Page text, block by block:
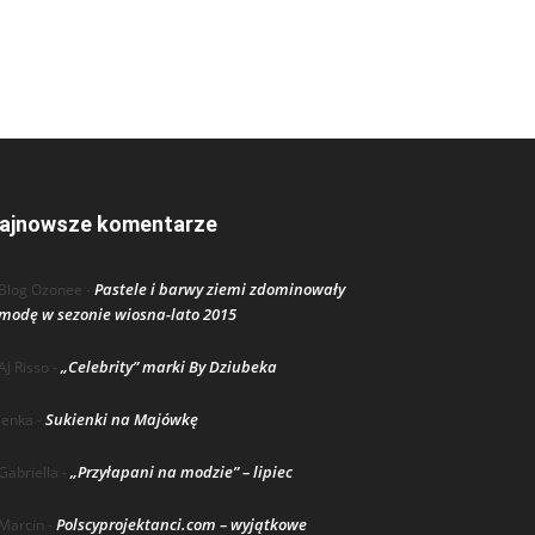
komentarze
Blog Ozonee - Pastele i barwy ziemi zdominowały
w sezonie wiosna-lato 2015
Risso - „Celebrity” marki By Dziubeka
lenka - Sukienki na Majówkę
Gabriella - „Przyłapani na modzie” – lipiec
Marcin - Polscyprojektanci.com – wyjątkowe